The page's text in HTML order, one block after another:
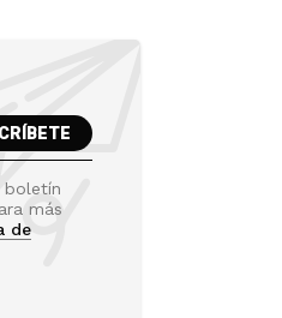
boletín
más
de